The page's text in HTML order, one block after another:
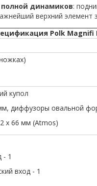
динамиков:
верхний элемент
Polk Magnifi
купол
диффузоры овальной
х 66 мм (Atmos)
- 1
вход - 1